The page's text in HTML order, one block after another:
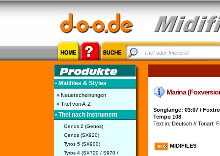
• Midifiles & Styles
» Neuerscheinungen
» Titel von A-Z
• Titel nach Instrument
Genos 2 (Genos)
Genos (SX920)
Tyros 5 (SX900)
Tyros 4 (SX720 / S970 /
Marina
Songlänge: 03:07 /
Tempo 108
Text in: Deutsch // Tonart:
MIDIFILES